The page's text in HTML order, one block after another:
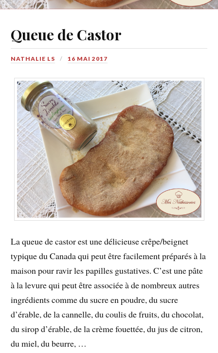
Queue de Castor
NATHALIE LS 16 MAI 2017
La queue de castor est une délicieuse crêpe/beignet
typique du Canada qui peut être facilement préparés à la
maison pour ravir les papilles gustatives. C’est une pâte
à la levure qui peut être associée à de nombreux autres
ingrédients comme du sucre en poudre, du sucre
d’érable, de la cannelle, du coulis de fruits, du chocolat,
du sirop d’érable, de la crème fouettée, du jus de citron,
du miel, du beurre, …